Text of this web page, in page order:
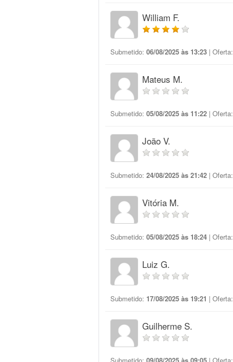
William F.
Submetido: 06/08/2025 às 13:23 | Oferta:
Mateus M.
Submetido: 05/08/2025 às 11:22 | Oferta:
João V.
Submetido: 24/08/2025 às 21:42 | Oferta:
Vitória M.
Submetido: 05/08/2025 às 18:24 | Oferta:
Luiz G.
Submetido: 17/08/2025 às 19:21 | Oferta:
Guilherme S.